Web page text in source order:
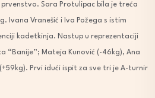
Sara Protulipac bila je treća
Ivana Vranešić i Iva Požega s istim
kadetkinja. Nastup u reprezentaciji
“Banije”; Mateja Kunović (-46kg), Ana
Prvi idući ispit za sve tri je A-turnir